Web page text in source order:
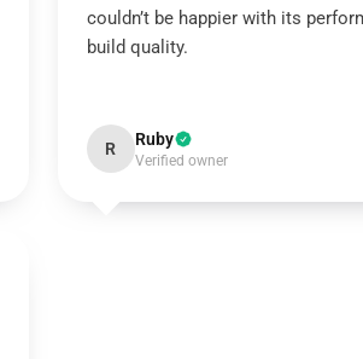
couldn’t be happier with its
build quality.
R Ruby
Verified owner